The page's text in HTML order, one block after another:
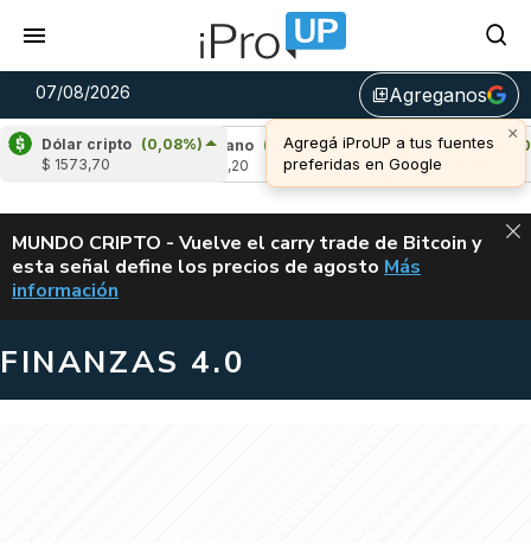
07/08/2026 library_addAgreganos
×
Agregá iProUP a tus fuentes
preferidas en Google
Dólar cripto (0,08%)
$ 1573,70
Cardano
(4,90%)
Avalanche
u$s 6,47
ALERTA
MUNDO CRIPTO - Vuelve el carry trade de Bitcoin y
esta señal define los precios de agosto VUELVE EL
Más
información
FINANZAS 4.0